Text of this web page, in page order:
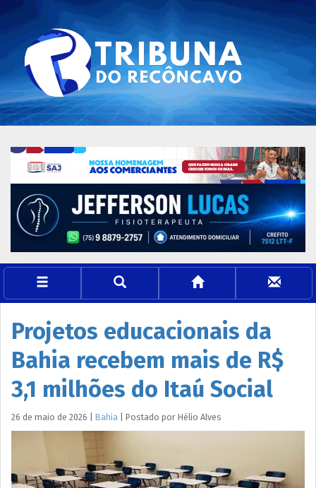
Projetos educacionais da
Bahia recebem mais de R$
3,1 milhões do Itaú Social
26 de maio de 2026 Bahia Postado por Hélio Alves